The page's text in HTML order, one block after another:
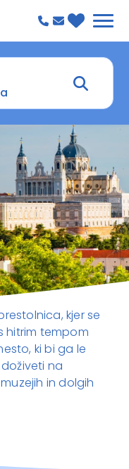
kjer se
hitrim tempom
ki bi ga le
na
in dolgih